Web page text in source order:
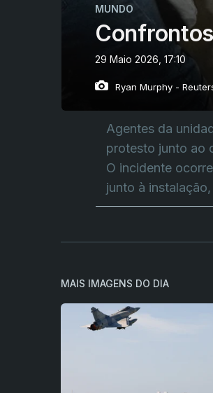
MUNDO
29 Maio 2026, 17:10
Ryan Murphy -
Agentes da
protesto junto ao
O incidente
junto à
MAIS IMAGENS DO DIA